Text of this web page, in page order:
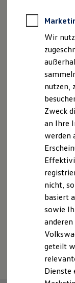
Anpfiff
ID.
Laden
Batterie
Kosten
E-
ID.
Wir
nutzen,
Zweck
an Ihre
werden
nicht,
basiert
sowie
geteilt
Dienste